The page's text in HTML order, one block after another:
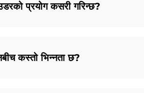
प्रयोग कसरी गरिन्छ?
कस्तो भिन्नता छ?